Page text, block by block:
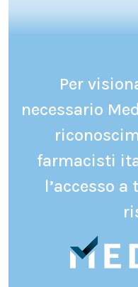
Per
necessario
farmacisti
l’accesso